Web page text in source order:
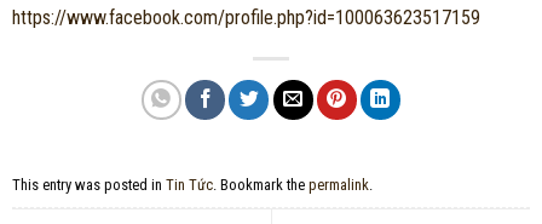
https://www.facebook.com/profile.php?id=100063623517159
This entry was posted in Tin Tức. Bookmark the permalink.